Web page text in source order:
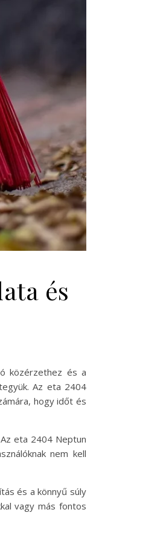
és
közérzethez és a
Az eta 2404
hogy időt és
eta 2404 Neptun
nem kell
és a könnyű súly
vagy más fontos